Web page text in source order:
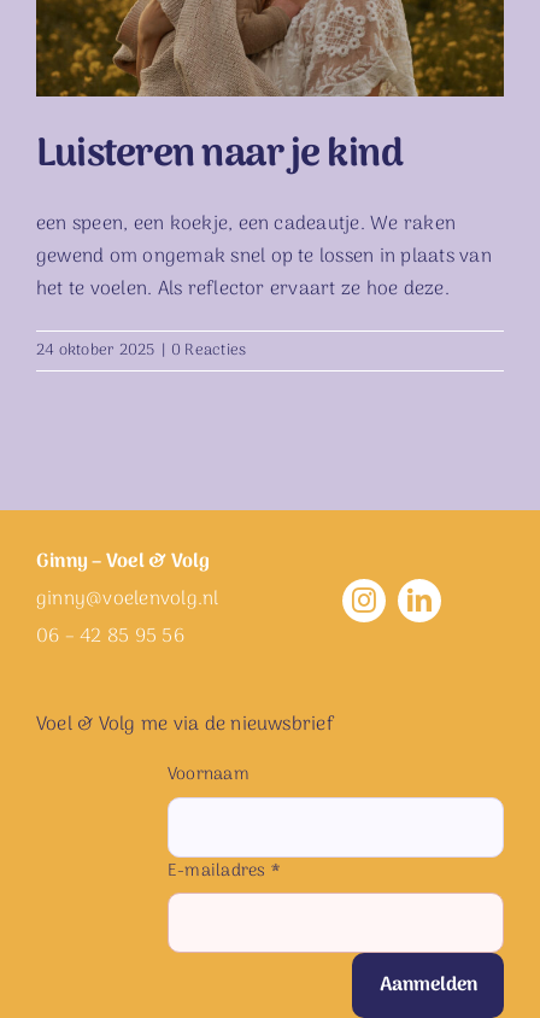
Luisteren naar je kind
een speen, een koekje, een cadeautje. We raken
gewend om ongemak snel op te lossen in plaats van
het te voelen. Als reflector ervaart ze hoe deze.
24 oktober 2025 | 0 Reacties
Ginny – Voel & Volg
ginny@voelenvolg.nl
06 – 42 85 95 56
Voel & Volg me via de nieuwsbrief
Voornaam
E-mailadres *